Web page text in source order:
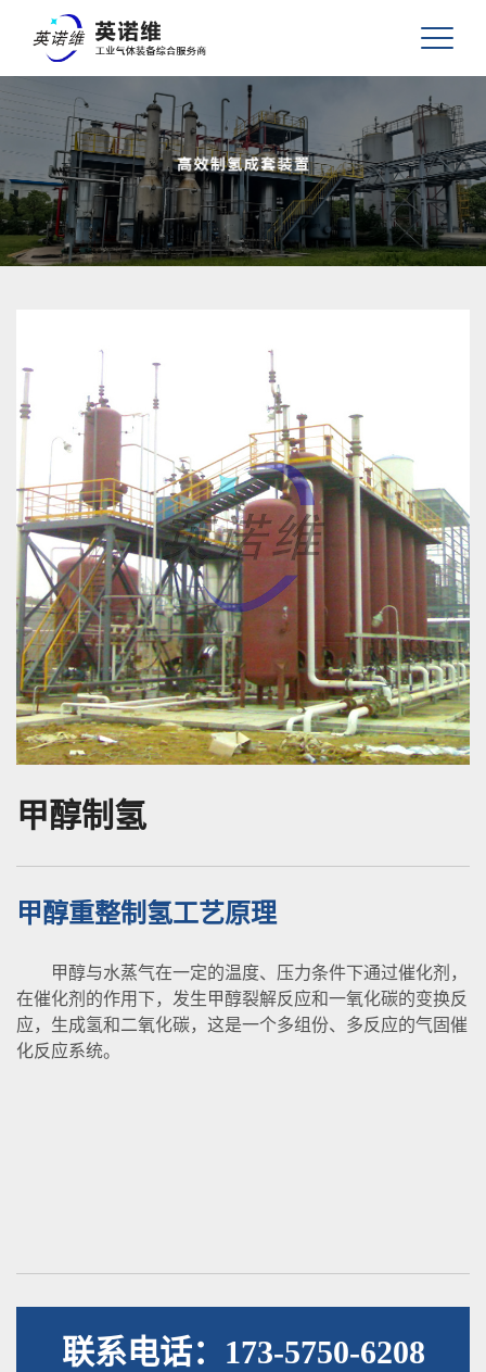
甲醇制氢
甲醇重整制氢工艺原理
甲醇与水蒸气在一定的温度、压力条件下通过催化剂，
在催化剂的作用下，发生甲醇裂解反应和一氧化碳的变换反
应，生成氢和二氧化碳，这是一个多组份、多反应的气固催
化反应系统。
联系电话：173-5750-6208